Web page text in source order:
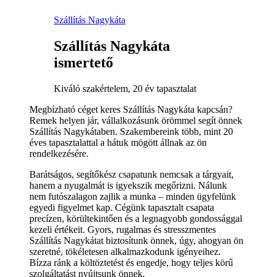
Szállítás Nagykáta
Szállítás Nagykáta
ismertető
Kiváló szakértelem, 20 év tapasztalat
Megbízható céget keres Szállítás Nagykáta kapcsán?
Remek helyen jár, vállalkozásunk örömmel segít önnek
Szállítás Nagykátaben. Szakembereink több, mint 20
éves tapasztalattal a hátuk mögött állnak az ön
rendelkezésére.
Barátságos, segítőkész csapatunk nemcsak a tárgyait,
hanem a nyugalmát is igyekszik megőrizni. Nálunk
nem futószalagon zajlik a munka – minden ügyfelünk
egyedi figyelmet kap. Cégünk tapasztalt csapata
precízen, körültekintően és a legnagyobb gondossággal
kezeli értékeit. Gyors, rugalmas és stresszmentes
Szállítás Nagykátat biztosítunk önnek, úgy, ahogyan ön
szeretné, tökéletesen alkalmazkodunk igényeihez.
Bízza ránk a költöztetést és engedje, hogy teljes körű
szolgáltatást nyújtsunk önnek.